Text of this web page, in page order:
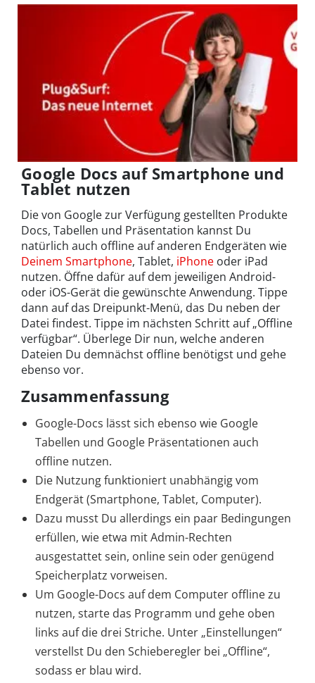
Google Docs auf Smartphone und
Tablet nutzen
Die von Google zur Verfügung gestellten Produkte
Docs, Tabellen und Präsentation kannst Du
natürlich auch offline auf anderen Endgeräten wie
Deinem Smartphone, Tablet, iPhone oder iPad
nutzen. Öffne dafür auf dem jeweiligen Android-
oder iOS-Gerät die gewünschte Anwendung. Tippe
dann auf das Dreipunkt-Menü, das Du neben der
Datei findest. Tippe im nächsten Schritt auf „Offline
verfügbar“. Überlege Dir nun, welche anderen
Dateien Du demnächst offline benötigst und gehe
ebenso vor.
Zusammenfassung
Google-Docs lässt sich ebenso wie Google
Tabellen und Google Präsentationen auch
offline nutzen.
Die Nutzung funktioniert unabhängig vom
Endgerät (Smartphone, Tablet, Computer).
Dazu musst Du allerdings ein paar Bedingungen
erfüllen, wie etwa mit Admin-Rechten
ausgestattet sein, online sein oder genügend
Speicherplatz vorweisen.
Um Google-Docs auf dem Computer offline zu
nutzen, starte das Programm und gehe oben
links auf die drei Striche. Unter „Einstellungen“
verstellst Du den Schieberegler bei „Offline“,
sodass er blau wird.